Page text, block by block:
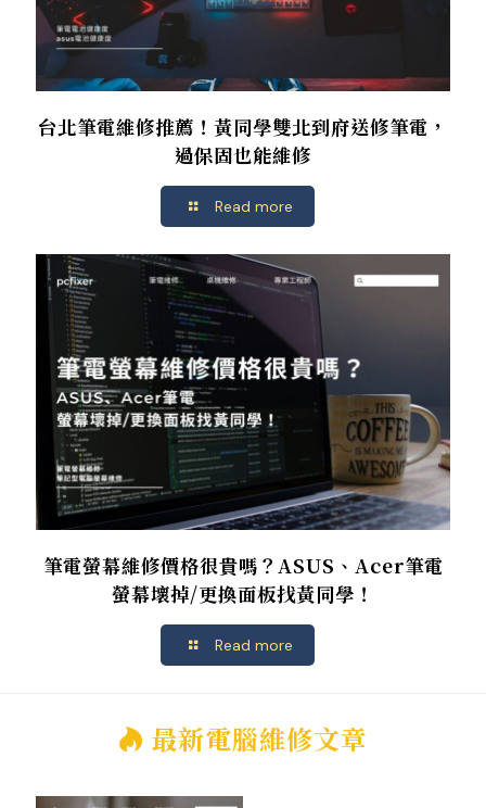
台北筆電維修推薦！黃同學雙北到府送修筆電，
過保固也能維修
Read more
筆電螢幕維修價格很貴嗎？ASUS、Acer筆電
螢幕壞掉/更換面板找黃同學！
Read more
最新電腦維修文章